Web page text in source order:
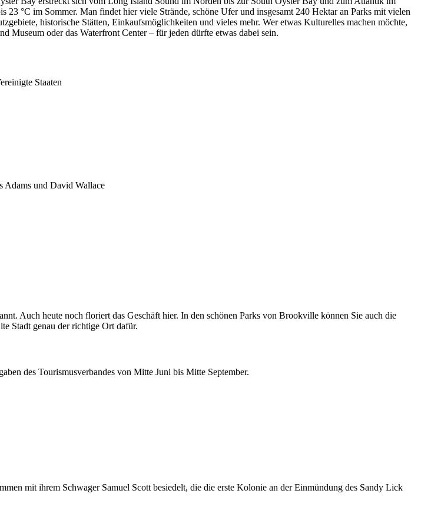
°C im Sommer. Man findet hier viele Strände, schöne Ufer und insgesamt 240 Hektar an Parks mit vielen
historische Stätten, Einkaufsmöglichkeiten und vieles mehr. Wer etwas Kulturelles machen möchte,
Museum oder das Waterfront Center – für jeden dürfte etwas dabei sein.
Staaten
Adams und David Wallace
Auch heute noch floriert das Geschäft hier. In den schönen Parks von Brookville können Sie auch die
Stadt genau der richtige Ort dafür.
des Tourismusverbandes von Mitte Juni bis Mitte September.
mit ihrem Schwager Samuel Scott besiedelt, die die erste Kolonie an der Einmündung des Sandy Lick